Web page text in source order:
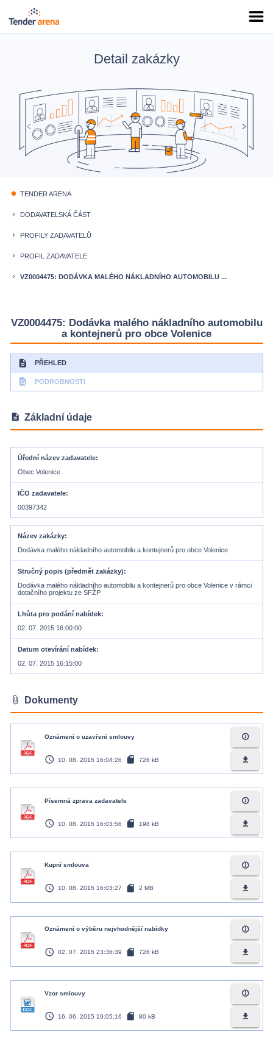
Detail zakázky
fiber_manual_record TENDER ARENA
keyboard_arrow_right DODAVATELSKÁ ČÁST
keyboard_arrow_right PROFILY ZADAVATELŮ
keyboard_arrow_right PROFIL ZADAVATELE
keyboard_arrow_right VZ0004475: DODÁVKA MALÉHO NÁKLADNÍHO AUTOMOBILU ...
VZ0004475: Dodávka malého nákladního automobilu
a kontejnerů pro obce Volenice
description PŘEHLED
find_in_page PODROBNOSTI
description Základní údaje
Úřední název zadavatele
Obec Volenice
IČO zadavatele
00397342
Název zakázky
Dodávka malého nákladního automobilu a kontejnerů pro obce Volenice
Stručný popis (předmět zakázky)
Dodávka malého nákladního automobilu a kontejnerů pro obce Volenice v rámci
dotačního projektu ze SFŽP
Lhůta pro podání nabídek
02. 07. 2015 16:00:00
Datum otevírání nabídek
02. 07. 2015 16:15:00
attach_file Dokumenty
Oznámení o uzavření smlouvy
access_time 10. 08. 2015 16:04:26 sd_card 726 kB
info_outline
file_download
Písemná zprava zadavatele
access_time 10. 08. 2015 16:03:56 sd_card 198 kB
info_outline
file_download
Kupní smlouva
access_time 10. 08. 2015 16:03:27 sd_card 2 MB
info_outline
file_download
Oznámení o výběru nejvhodnější nabídky
access_time 02. 07. 2015 23:36:39 sd_card 726 kB
info_outline
file_download
Vzor smlouvy
access_time 16. 06. 2015 19:05:16 sd_card 80 kB
info_outline
file_download